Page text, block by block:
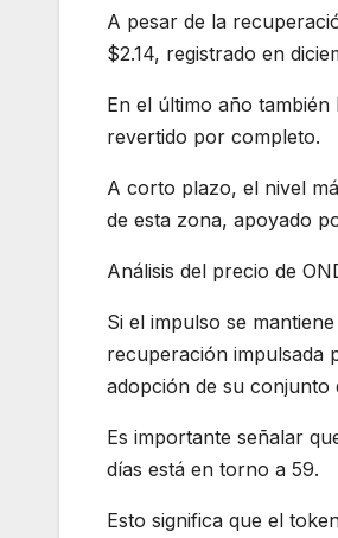
A pesar de la
$2.14, registrado en
En el último año
revertido por completo.
A corto plazo, el nivel
de esta zona, apoyado
Análisis del precio de
Si el impulso se
recuperación impulsada
adopción de su conjunto
Es importante señalar
días está en torno a 59.
Esto significa que el